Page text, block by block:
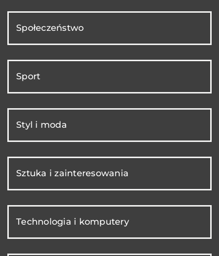
Społeczeństwo
Sport
Styl i moda
Sztuka i zainteresowania
Technologia i komputery